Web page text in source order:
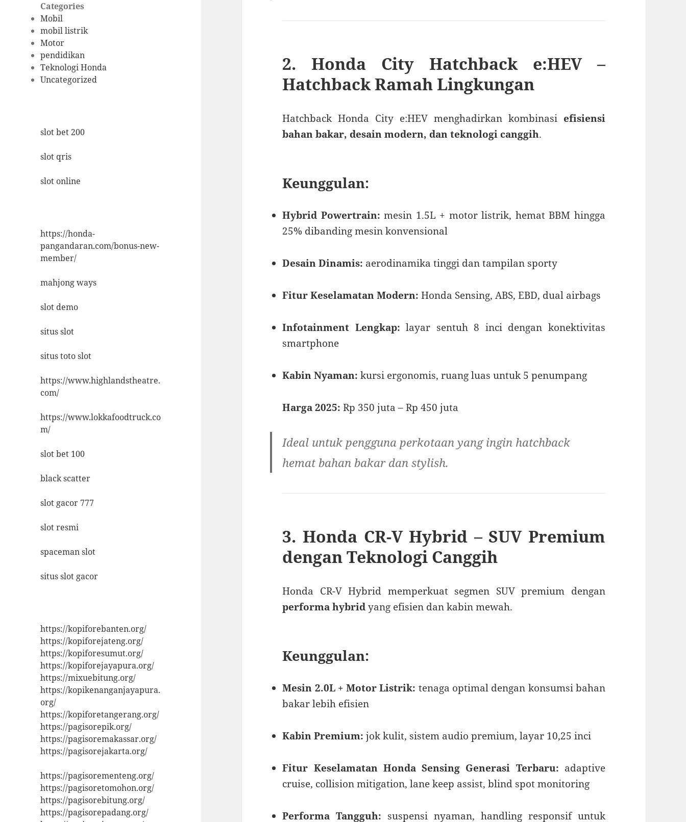
Categories
Mobil
mobil listrik
Motor
pendidikan
Teknologi Honda
Uncategorized
slot bet 200
slot qris
slot online
https://honda-
pangandaran.com/bonus-new-
member/
mahjong ways
slot demo
situs slot
situs toto slot
https://www.highlandstheatre.
com/
https://www.lokkafoodtruck.co
m/
slot bet 100
black scatter
slot gacor 777
slot resmi
spaceman slot
situs slot gacor
https://kopiforebanten.org/
https://kopiforejateng.org/
https://kopiforesumut.org/
https://kopiforejayapura.org/
https://mixuebitung.org/
https://kopikenanganjayapura.
org/
https://kopiforetangerang.org/
https://pagisorepik.org/
https://pagisoremakassar.org/
https://pagisorejakarta.org/
https://pagisorementeng.org/
https://pagisoretomohon.org/
https://pagisorebitung.org/
https://pagisorepadang.org/
2. Honda City Hatchback e:HEV –
Hatchback Ramah Lingkungan
Hatchback Honda City e:HEV menghadirkan kombinasi efisiensi
bahan bakar, desain modern, dan teknologi canggih.
Keunggulan:
Hybrid Powertrain: mesin 1.5L + motor listrik, hemat BBM hingga
25% dibanding mesin konvensional
Desain Dinamis: aerodinamika tinggi dan tampilan sporty
Fitur Keselamatan Modern: Honda Sensing, ABS, EBD, dual airbags
Infotainment Lengkap: layar sentuh 8 inci dengan konektivitas
smartphone
Kabin Nyaman: kursi ergonomis, ruang luas untuk 5 penumpang
Harga 2025: Rp 350 juta – Rp 450 juta
Ideal untuk pengguna perkotaan yang ingin hatchback
hemat bahan bakar dan stylish.
3. Honda CR-V Hybrid – SUV Premium
dengan Teknologi Canggih
Honda CR-V Hybrid memperkuat segmen SUV premium dengan
performa hybridyang efisien dan kabin mewah.
Keunggulan:
Mesin 2.0L + Motor Listrik: tenaga optimal dengan konsumsi bahan
bakar lebih efisien
Kabin Premium: jok kulit, sistem audio premium, layar 10,25 inci
Fitur Keselamatan Honda Sensing Generasi Terbaru: adaptive
cruise, collision mitigation, lane keep assist, blind spot monitoring
Performa Tangguh: suspensi nyaman, handling responsif untuk